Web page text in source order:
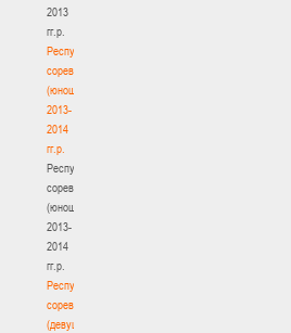
2013
гг.р.
Республиканские
соревнования
(юноши)
2013-
2014
гг.р.
Республиканские
соревнования
(юноши)
2013-
2014
гг.р.
Республиканские
соревнования
(девушки)